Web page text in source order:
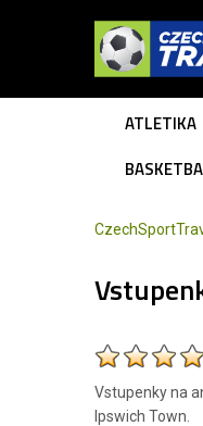
ATLETIKA
Vstupenky na
Ipswich Town.